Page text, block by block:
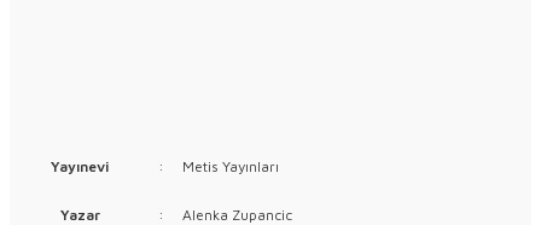
Yayınevi : Metis Yayınları
Yazar : Alenka Zupancic